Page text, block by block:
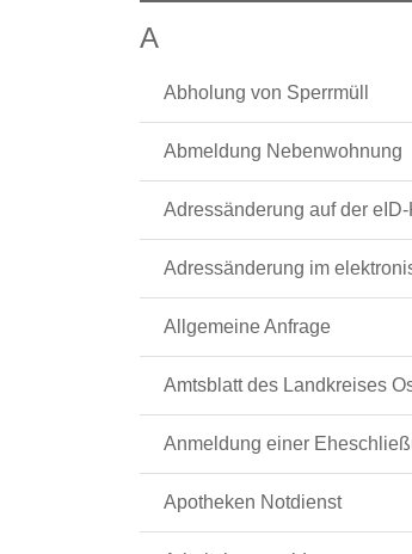
A
Abholung von Sperrmüll
Abmeldung Nebenwohnung
Adressänderung auf der
Adressänderung im
Allgemeine Anfrage
Amtsblatt des Landkreises
Anmeldung einer
Apotheken Notdienst